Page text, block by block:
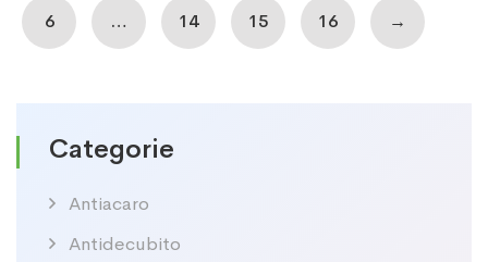
Categorie
Antiacaro
Antidecubito
6 … 14 15 16 →